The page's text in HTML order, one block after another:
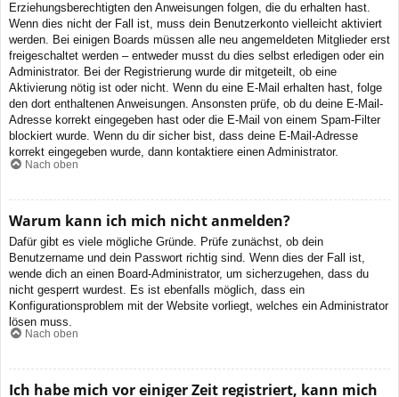
Erziehungsberechtigten den Anweisungen folgen, die du erhalten hast.
Wenn dies nicht der Fall ist, muss dein Benutzerkonto vielleicht aktiviert
werden. Bei einigen Boards müssen alle neu angemeldeten Mitglieder erst
freigeschaltet werden – entweder musst du dies selbst erledigen oder ein
Administrator. Bei der Registrierung wurde dir mitgeteilt, ob eine
Aktivierung nötig ist oder nicht. Wenn du eine E-Mail erhalten hast, folge
den dort enthaltenen Anweisungen. Ansonsten prüfe, ob du deine E-Mail-
Adresse korrekt eingegeben hast oder die E-Mail von einem Spam-Filter
blockiert wurde. Wenn du dir sicher bist, dass deine E-Mail-Adresse
korrekt eingegeben wurde, dann kontaktiere einen Administrator.
Nach oben
Warum kann ich mich nicht anmelden?
Dafür gibt es viele mögliche Gründe. Prüfe zunächst, ob dein
Benutzername und dein Passwort richtig sind. Wenn dies der Fall ist,
wende dich an einen Board-Administrator, um sicherzugehen, dass du
nicht gesperrt wurdest. Es ist ebenfalls möglich, dass ein
Konfigurationsproblem mit der Website vorliegt, welches ein Administrator
lösen muss.
Nach oben
Ich habe mich vor einiger Zeit registriert, kann mich